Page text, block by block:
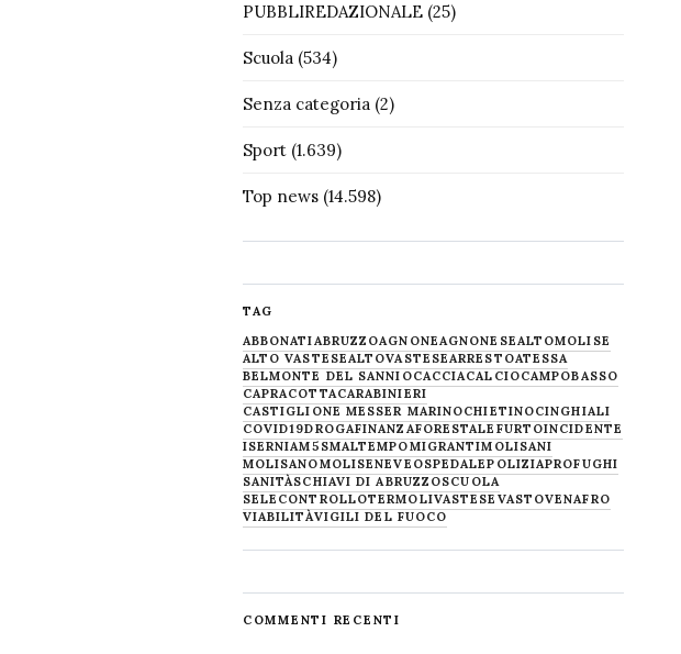
PUBBLIREDAZIONALE(25)
Scuola(534)
Senza categoria(2)
Sport(1.639)
Top news(14.598)
TAG
ABBONATIABRUZZOAGNONEAGNONESEALTOMOLISE
ALTO VASTESEALTOVASTESEARRESTOATESSA
BELMONTE DEL SANNIOCACCIACALCIOCAMPOBASSO
CAPRACOTTACARABINIERI
CASTIGLIONE MESSER MARINOCHIETINOCINGHIALI
COVID19DROGAFINANZAFORESTALE FURTOINCIDENTE
ISERNIAM5SMALTEMPOMIGRANTIMOLISANI
MOLISANOMOLISENEVE OSPEDALEPOLIZIAPROFUGHI
SANITÀSCHIAVI DI ABRUZZOSCUOLA
SELECONTROLLOTERMOLIVASTESE VASTOVENAFRO
VIABILITÀVIGILI DEL FUOCO
COMMENTI RECENTI